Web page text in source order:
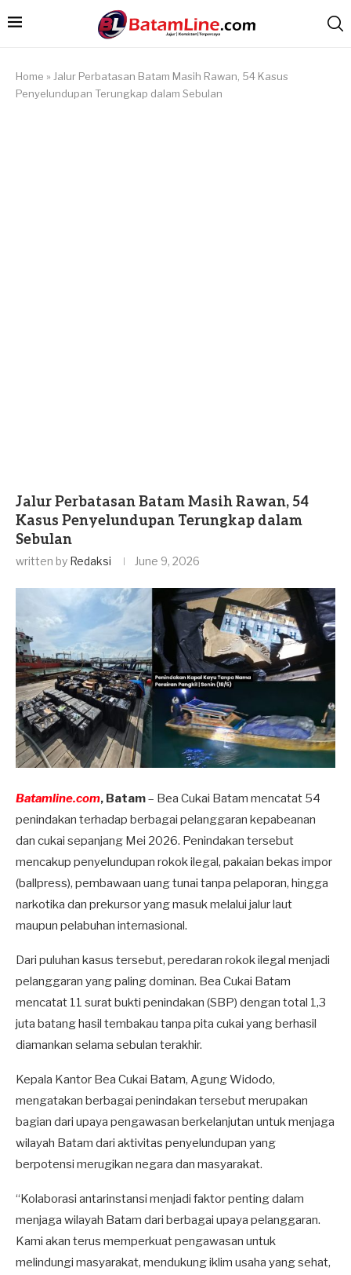
Home » Jalur Perbatasan Batam Masih Rawan, 54 Kasus
Penyelundupan Terungkap dalam Sebulan
Jalur Perbatasan Batam Masih Rawan, 54
Kasus Penyelundupan Terungkap dalam
Sebulan
written by Redaksi June 9, 2026
Batamline.com, Batam– Bea Cukai Batam mencatat 54
penindakan terhadap berbagai pelanggaran kepabeanan
dan cukai sepanjang Mei 2026. Penindakan tersebut
mencakup penyelundupan rokok ilegal, pakaian bekas impor
(ballpress), pembawaan uang tunai tanpa pelaporan, hingga
narkotika dan prekursor yang masuk melalui jalur laut
maupun pelabuhan internasional.
Dari puluhan kasus tersebut, peredaran rokok ilegal menjadi
pelanggaran yang paling dominan. Bea Cukai Batam
mencatat 11 surat bukti penindakan (SBP) dengan total 1,3
juta batang hasil tembakau tanpa pita cukai yang berhasil
diamankan selama sebulan terakhir.
Kepala Kantor Bea Cukai Batam, Agung Widodo,
mengatakan berbagai penindakan tersebut merupakan
bagian dari upaya pengawasan berkelanjutan untuk menjaga
wilayah Batam dari aktivitas penyelundupan yang
berpotensi merugikan negara dan masyarakat.
“Kolaborasi antarinstansi menjadi faktor penting dalam
menjaga wilayah Batam dari berbagai upaya pelanggaran.
Kami akan terus memperkuat pengawasan untuk
melindungi masyarakat, mendukung iklim usaha yang sehat,